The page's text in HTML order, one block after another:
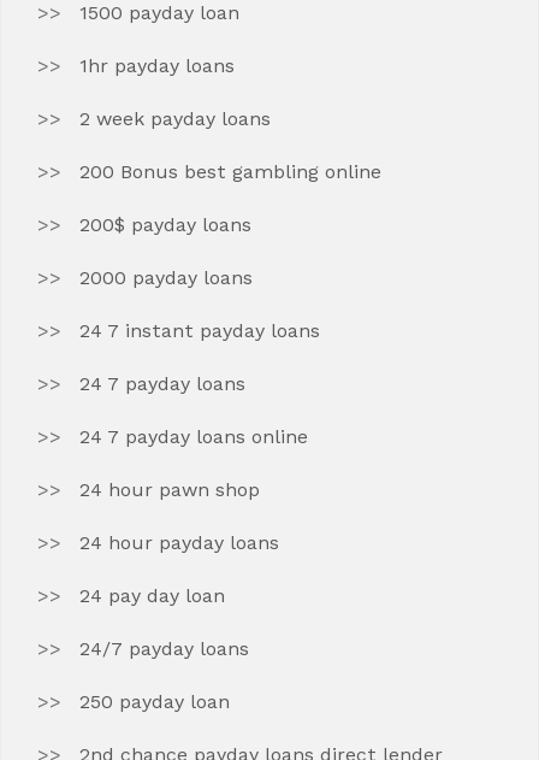
1500 payday loan
1hr payday loans
2 week payday loans
200 Bonus best gambling online
200$ payday loans
2000 payday loans
24 7 instant payday loans
24 7 payday loans
24 7 payday loans online
24 hour pawn shop
24 hour payday loans
24 pay day loan
24/7 payday loans
250 payday loan
2nd chance payday loans direct lender